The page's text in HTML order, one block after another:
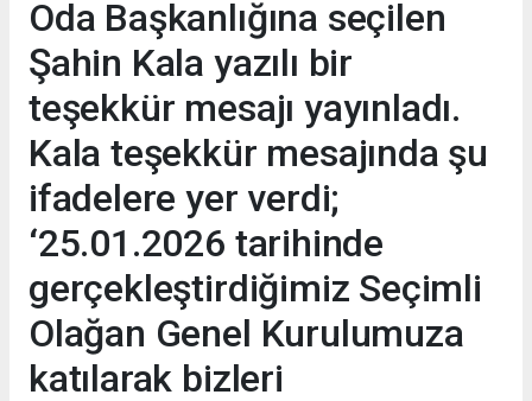
Oda Başkanlığına seçilen
Şahin Kala yazılı bir
teşekkür mesajı yayınladı.
Kala teşekkür mesajında şu
ifadelere yer verdi;
‘25.01.2026 tarihinde
gerçekleştirdiğimiz Seçimli
Olağan Genel Kurulumuza
katılarak bizleri